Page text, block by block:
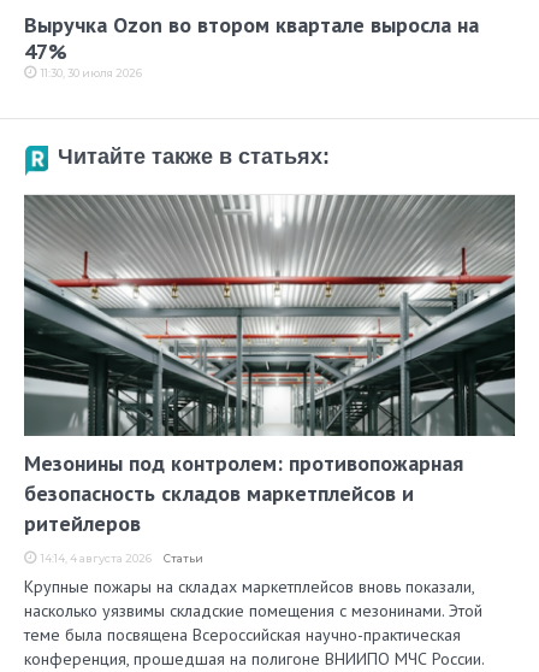
Выручка Ozon во втором квартале выросла на
47%
11:30, 30 июля 2026
Читайте также в статьях:
Мезонины под контролем: противопожарная
безопасность складов маркетплейсов и
ритейлеров
14:14, 4 августа 2026 Статьи
Крупные пожары на складах маркетплейсов вновь показали,
насколько уязвимы складские помещения с мезонинами. Этой
теме была посвящена Всероссийская научно-практическая
конференция, прошедшая на полигоне ВНИИПО МЧС России.